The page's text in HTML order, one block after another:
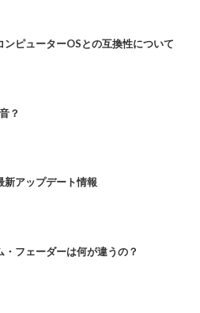
ピューターOSとの互換性について
？
アップデート情報
フェーダーは何が違うの？